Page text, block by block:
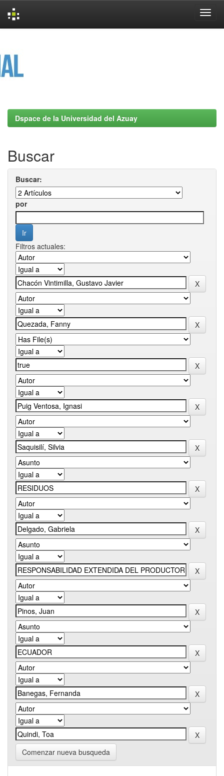
Dspace de la Universidad del Azuay
Buscar
Buscar:
por
Filtros actuales:
Comenzar nueva busqueda